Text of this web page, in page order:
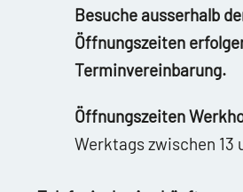
Besuche ausserhalb
Öffnungszeiten
Terminvereinbarung.
Öffnungszeiten
Werktags zwischen 13